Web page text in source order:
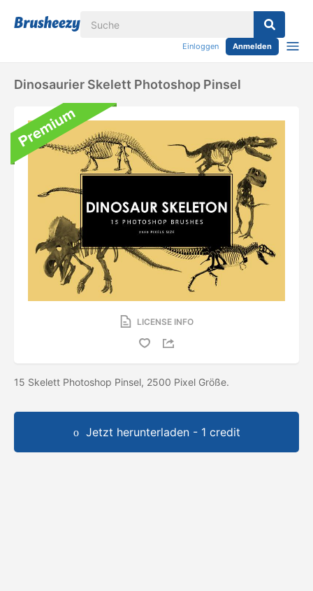
Einloggen Anmelden
Dinosaurier Skelett Photoshop Pinsel
LICENSE INFO
15 Skelett Photoshop Pinsel, 2500 Pixel Größe.
Jetzt herunterladen - 1 credit